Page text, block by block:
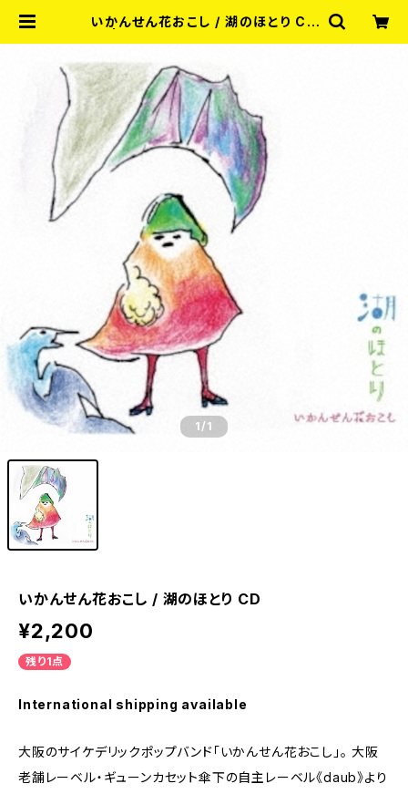
いかんせん花おこし / 湖のほとり CD
1/1
いかんせん花おこし / 湖のほとり CD
¥2,200
残り1点
International shipping available
大阪のサイケデリックポップバンド「いかんせん花おこし」。 大阪
老舗レーベル・ギューンカセット傘下の自主レーベル《daub》より